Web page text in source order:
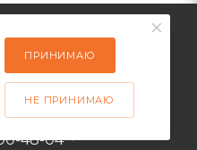
НА РАССЫЛКУ
48-04
ПРИНИМАЮ
НЕ ПРИНИМАЮ